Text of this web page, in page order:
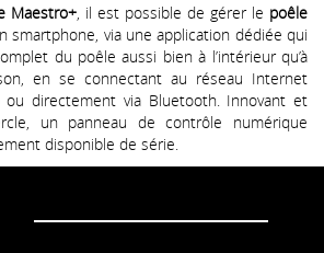
Maestro+ , il est possible de gérer le poêle
smartphone, via une application dédiée qui
du poêle aussi bien à l’intérieur qu’à
en se connectant au réseau Internet
ou directement via Bluetooth. Innovant et
un panneau de contrôle numérique
disponible de série.